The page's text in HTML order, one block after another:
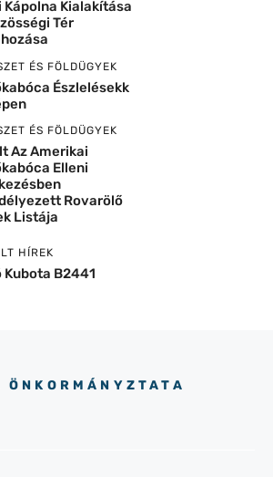
Kápolna Kialakítása
Tér
ÉS FÖLDÜGYEK
Észlelésekk
ÉS FÖLDÜGYEK
Az Amerikai
Elleni
Rovarölő
Listája
HÍREK
Kubota B2441
ÖNKORMÁNYZTATA